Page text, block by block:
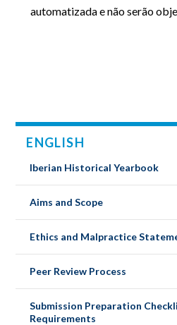
automatizada e não serão
ENGLISH
Iberian Historical Yearbook
Aims and Scope
Ethics and Malpractice
Peer Review Process
Submission Preparation
Requirements